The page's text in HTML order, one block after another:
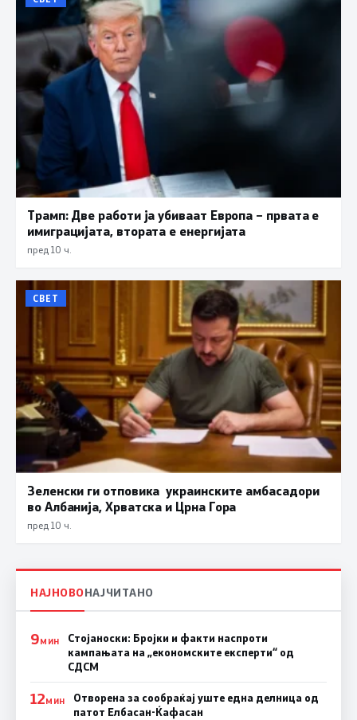
Трамп: Две работи ја убиваат Европа – првата е
имиграцијата, втората е енергијата
пред 10 ч.
СВЕТ
Зеленски ги отповика украинските амбасадори
во Албанија, Хрватска и Црна Гора
пред 10 ч.
НАЈНОВОНАЈЧИТАНО
9МИН
Стојаноски: Бројки и факти наспроти
кампањата на „економските експерти“ од
СДСM
12МИН
Отворена за сообраќај уште една делница од
патот Елбасан-Ќафасан